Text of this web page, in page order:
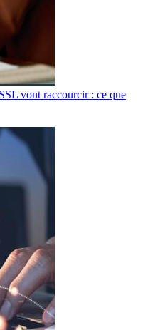
vont raccourcir : ce que